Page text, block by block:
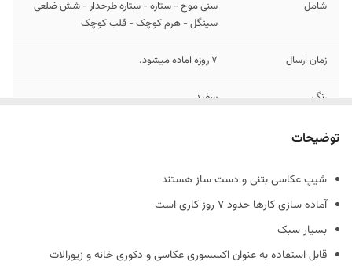
شامل
سنی موج - ستاره - ستاره طرحدار - شش ضلعی
سینگل - هرم کوچک - قلب کوچک
زمان ارسال 7 روزه اماده میشود.
رنگ سفید
جنس
توضیحات
شیپ عکاسی بتنی و دست ساز هستند
آماده سازی کارها حدود 7 روز کاری است
بسیار سبک
قابل استفاده به عنوان اکسسوری عکاسی و دکوری خانه و زیورالات